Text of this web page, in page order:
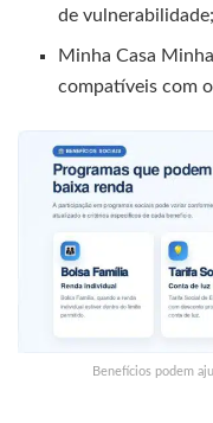
de vulnerabilidade;
Minha Casa
compatíveis com
Benefícios podem